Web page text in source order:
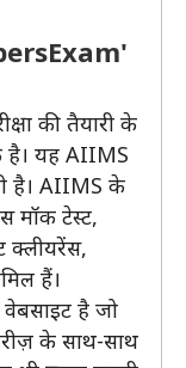
की तैयारी के
है। यह AIIMS
है। AIIMS के
मॉक टेस्ट,
क्लीयरेंस,
हैं।
है जो
के साथ-साथ